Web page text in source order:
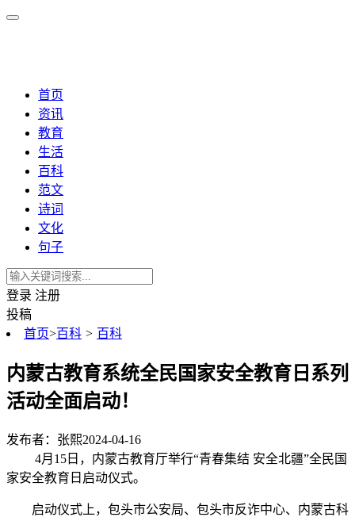
首页
资讯
教育
生活
百科
范文
诗词
文化
句子
登录 注册
投稿
首页>百科 > 百科
内蒙古教育系统全民国家安全教育日系列
活动全面启动！
发布者：张熙2024-04-16
4月15日，内蒙古教育厅举行“青春集结 安全北疆”全民国
家安全教育日启动仪式。
启动仪式上，包头市公安局、包头市反诈中心、内蒙古科